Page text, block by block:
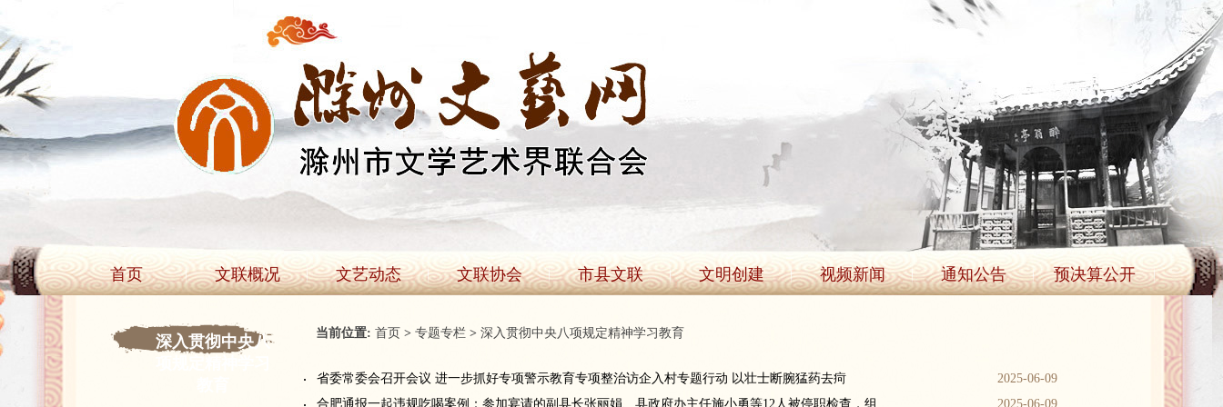
首页 文联概况 文艺动态 文联协会 市县文联 文明创建 视频新闻 通知公告 预决算公开
深入贯彻中央八
当前位置: 首页 > 专题专栏 > 深入贯彻中央八项规定精神学习教育
省委常委会召开会议 进一步抓好专项警示教育专项整治访企入村专题行动 以壮士断腕猛药去疴
2025-06-09
合肥通报一起违规吃喝案例：参加宴请的副县长张丽娟、县政府办主任施小勇等12人被停职检查，组
2025-06-09